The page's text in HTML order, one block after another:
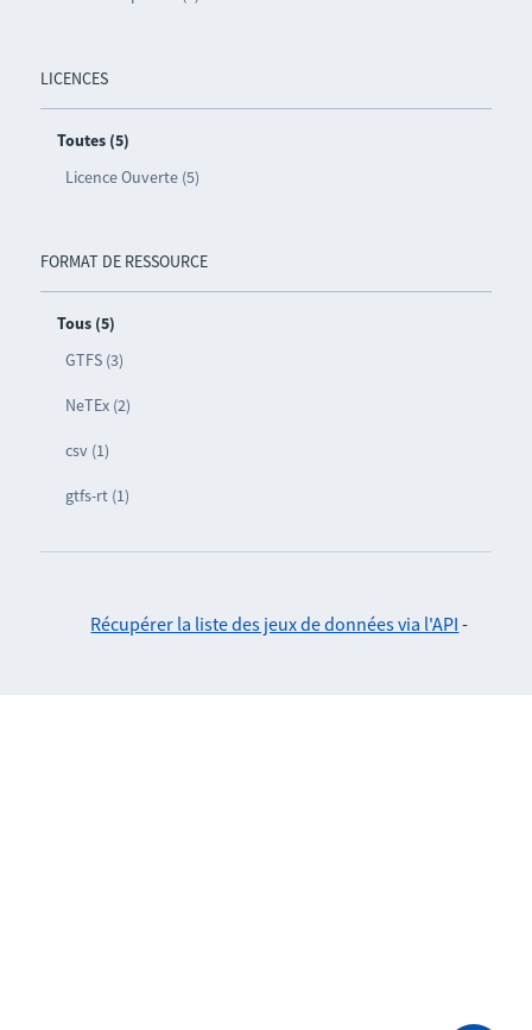
LICENCES
Toutes (5)
Licence Ouverte (5)
FORMAT DE RESSOURCE
Tous (5)
GTFS (3)
NeTEx (2)
csv (1)
gtfs-rt (1)
Récupérer la liste des jeux de données via l'API -